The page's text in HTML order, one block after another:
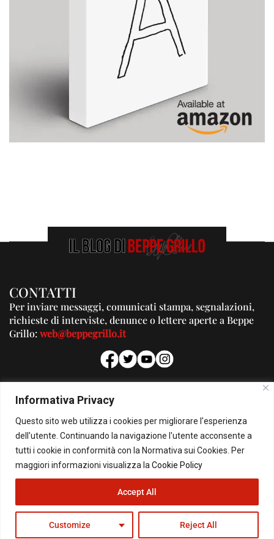
Informativa Privacy
Questo sito web utilizza i cookies per migliorare l'esperienza
dell'utente. Continuando la navigazione l'utente acconsente a
tutti i cookie in conformità con la Normativa sui Cookies. Per
maggiori informazioni visualizza la Cookie Policy
Customize Reject All
Accept All
CONTATTI
Per inviare messaggi, comunicati stampa, segnalazioni,
richieste di interviste, denunce o lettere aperte a Beppe
Grillo:web@beppegrillo.it
PUBBLICITA'
Per la tua pubblicità su questo Blog:
pubblicita@beppegrillo.it
© Copyright 2026 - Il Blog di Beppe Grillo. All Rights Reserved - Powered by
happygrafic.com